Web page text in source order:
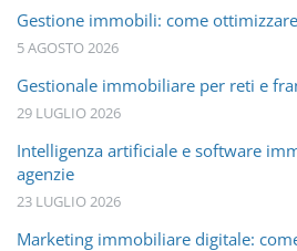
Gestione immobili: come
5 AGOSTO 2026
Gestionale immobiliare per reti e
29 LUGLIO 2026
Intelligenza artificiale e software
agenzie
23 LUGLIO 2026
Marketing immobiliare digitale: